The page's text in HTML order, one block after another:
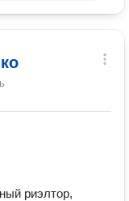
риэлтор,